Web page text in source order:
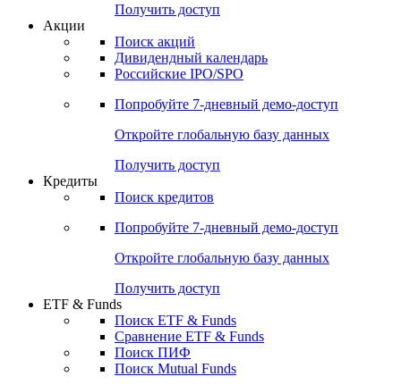
Попробуйте7-дневный
Откройте глобальную базу данных
Получить доступ
Поиск акций
Российские IPO/SPO
Попробуйте7-дневный
Откройте глобальную базу данных
Получить доступ
Поиск кредитов
Попробуйте7-дневный
Откройте глобальную базу данных
Получить доступ
ETF & Funds